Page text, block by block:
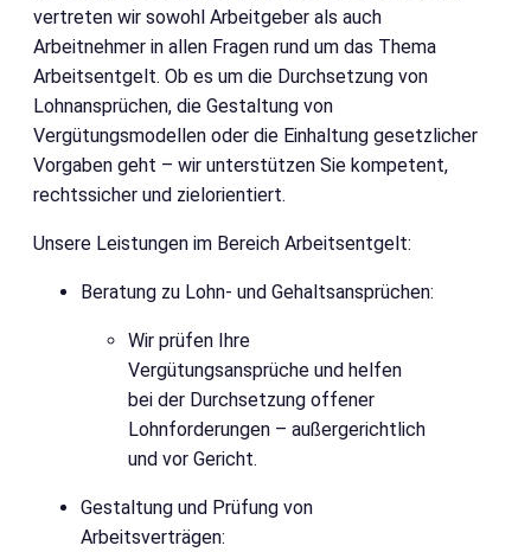
vertreten wir sowohl Arbeitgeber als auch
Arbeitnehmer in allen Fragen rund um das Thema
Arbeitsentgelt. Ob es um die Durchsetzung von
Lohnansprüchen, die Gestaltung von
Vergütungsmodellen oder die Einhaltung gesetzlicher
Vorgaben geht – wir unterstützen Sie kompetent,
rechtssicher und zielorientiert.
Unsere Leistungen im Bereich Arbeitsentgelt:
Beratung zu Lohn- und Gehaltsansprüchen:
Wir prüfen Ihre
Vergütungsansprüche und helfen
bei der Durchsetzung offener
Lohnforderungen – außergerichtlich
und vor Gericht.
Gestaltung und Prüfung von
Arbeitsverträgen: